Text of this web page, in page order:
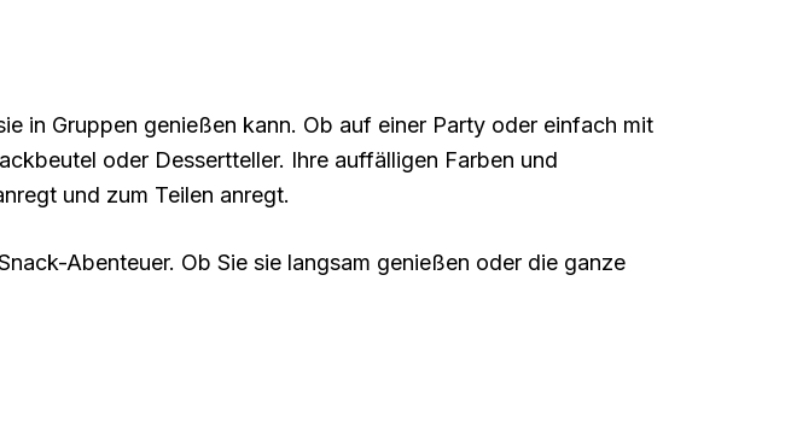
in Gruppen genießen kann. Ob auf einer Party oder einfach mit
oder Dessertteller. Ihre auffälligen Farben und
und zum Teilen anregt.
Abenteuer. Ob Sie sie langsam genießen oder die ganze